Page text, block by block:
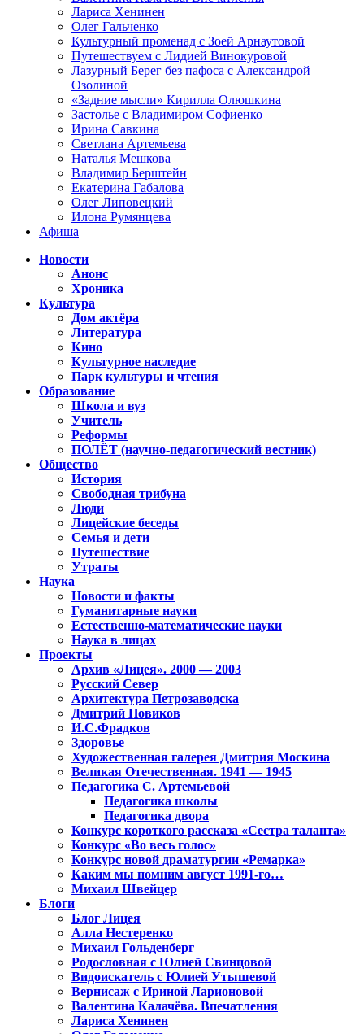
Лариса Хенинен
Олег Гальченко
Культурный променад с Зоей Арнаутовой
Путешествуем с Лидией Винокуровой
Лазурный Берег без пафоса с Александрой
Озолиной
«Задние мысли» Кирилла Олюшкина
Застолье с Владимиром Софиенко
Ирина Савкина
Светлана Артемьева
Наталья Мешкова
Владимир Берштейн
Екатерина Габалова
Олег Липовецкий
Илона Румянцева
Афиша
Новости
Анонс
Хроника
Культура
Дом актёра
Литература
Кино
Культурное наследие
Парк культуры и чтения
Образование
Школа и вуз
Учитель
Реформы
ПОЛЁТ (научно-педагогический вестник)
Общество
История
Свободная трибуна
Люди
Лицейские беседы
Семья и дети
Путешествие
Утраты
Наука
Новости и факты
Гуманитарные науки
Естественно-математические науки
Наука в лицах
Проекты
Архив «Лицея». 2000 — 2003
Русский Север
Архитектура Петрозаводска
Дмитрий Новиков
И.С.Фрадков
Здоровье
Художественная галерея Дмитрия Москина
Великая Отечественная. 1941 — 1945
Педагогика С. Артемьевой
Педагогика школы
Педагогика двора
Конкурс короткого рассказа «Сестра таланта»
Конкурс «Во весь голос»
Конкурс новой драматургии «Ремарка»
Каким мы помним август 1991-го…
Михаил Швейцер
Блоги
Блог Лицея
Алла Нестеренко
Михаил Гольденберг
Родословная с Юлией Свинцовой
Видоискатель с Юлией Утышевой
Вернисаж с Ириной Ларионовой
Валентина Калачёва. Впечатления
Лариса Хенинен